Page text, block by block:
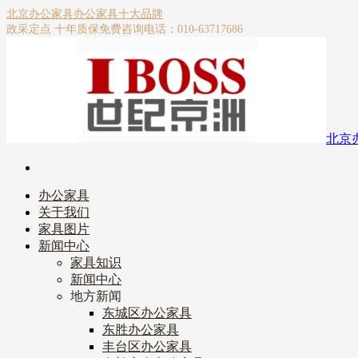
北京办公家具办公家具十大品牌
政采定点 十年质保免费咨询电话：010-63717686
北京
办公家具
关于我们
家具图片
新闻中心
家具知识
新闻中心
地方新闻
东城区办公家具
东胜办公家具
丰台区办公家具